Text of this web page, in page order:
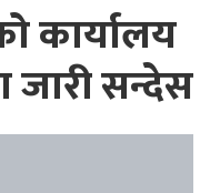
कार्यालय
जारी सन्देस